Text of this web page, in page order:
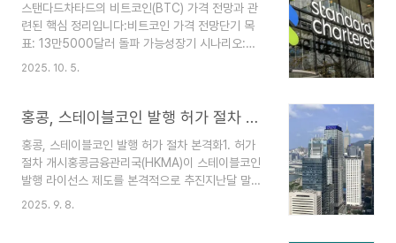
이더리움 성장성 평가연말 목표가: 7,500달러성장
요인:디파이(DeFi)와 실물자산 토큰화 등 다양한 활
용처기관 투자자들의 신뢰 확보 및 네트워크 채택
확대관련 토큰 전망:실물자산 토큰화 분야에서 아베
스탠다드차타드의 비트코인(BTC) 가격 전망과 관
련된 핵심 정리입니다:비트코인 가격 전망단기 목
표: 13만5000달러 돌파 가능성장기 시나리오:
ETF 자금 유입이 연말까지 가속화될 경우 최대 20
다운:셧다운이 단기 상승 촉매로 작용정부 불확실성
비트코인 가격 간 상관관계 강화ETF 자금 유입:올
해 들어 비트코인 현물 ETF로 약 230억달러 순유
입최근 한 주간에만 22억5000만달러 추가 유입연
말까지 추가 200억달러 유입 시 20만달러 시나리
2025. 10. 5.
홍콩, 스테이블코인 발행 허가 절차 개시…77곳 중 소수만 첫 면허 발급
홍콩, 스테이블코인 발행 허가 절차 본격화1. 허가
절차 개시홍콩금융관리국(HKMA)이 스테이블코인
발행 라이선스 제도를 본격적으로 추진지난달 말까
지 77개 기관이 관심 표명, 이 중 소수만 라이선스
2025. 9. 8.